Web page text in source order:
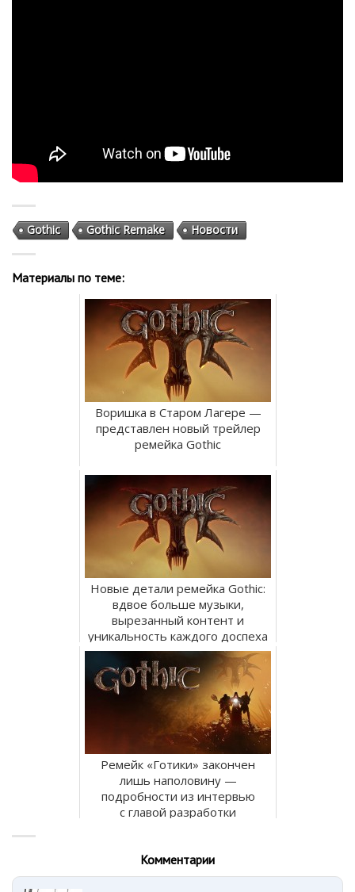
Gothic Gothic Remake Новости
Материалы по теме:
Воришка в Старом Лагере —
представлен новый трейлер
ремейка Gothic
Новые детали ремейка Gothic:
вдвое больше музыки,
вырезанный контент и
уникальность каждого доспеха
Ремейк «Готики» закончен
лишь наполовину —
подробности из интервью
с главой разработки
Комментарии